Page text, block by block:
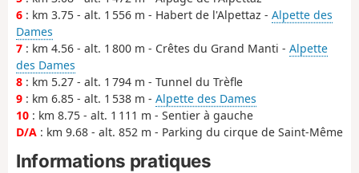
6 : km 3.75 - alt. 1 556 m - Habert de l'Alpettaz - Alpette des
Dames
7 : km 4.56 - alt. 1 800 m - Crêtes du Grand Manti - Alpette
des Dames
8 : km 5.27 - alt. 1 794 m - Tunnel du Trèfle
9 : km 6.85 - alt. 1 538 m - Alpette des Dames
10 : km 8.75 - alt. 1 111 m - Sentier à gauche
D/A : km 9.68 - alt. 852 m - Parking du cirque de Saint-Même
Informations pratiques